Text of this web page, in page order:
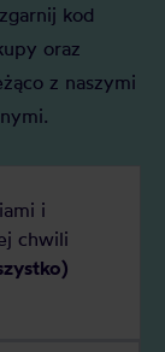
kod
oraz
z naszymi
i
chwili